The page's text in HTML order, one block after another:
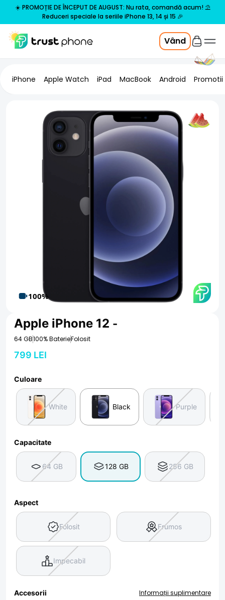
☀️ PROMOȚIE DE ÎNCEPUT DE AUGUST: Nu rata, comandă acum! ⛱️
Reduceri speciale la seriile iPhone 13, 14 și 15 🎉
Vând
iPhone Apple Watch iPad MacBook Android Promotii
100%
Apple iPhone 12 -
64 GB100% BaterieFolosit
799 LEI
Culoare
White Black Purple
Capacitate
64 GB 128 GB 256 GB
Aspect
Folosit Frumos
Impecabil
Accesorii Informații suplimentare